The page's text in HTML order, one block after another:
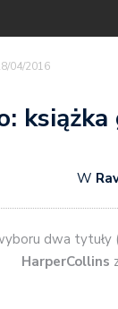
04/2016
W
dwa tytuły
HarperCollins